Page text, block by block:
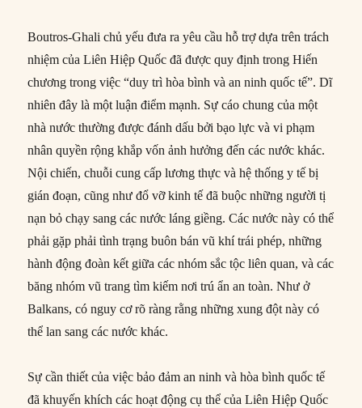
Boutros-Ghali chủ yếu đưa ra yêu cầu hỗ trợ dựa trên trách
nhiệm của Liên Hiệp Quốc đã được quy định trong Hiến
chương trong việc “duy trì hòa bình và an ninh quốc tế”. Dĩ
nhiên đây là một luận điểm mạnh. Sự cáo chung của một
nhà nước thường được đánh dấu bởi bạo lực và vi phạm
nhân quyền rộng khắp vốn ảnh hưởng đến các nước khác.
Nội chiến, chuỗi cung cấp lương thực và hệ thống y tế bị
gián đoạn, cũng như đổ vỡ kinh tế đã buộc những người tị
nạn bỏ chạy sang các nước láng giềng. Các nước này có thể
phải gặp phải tình trạng buôn bán vũ khí trái phép, những
hành động đoàn kết giữa các nhóm sắc tộc liên quan, và các
băng nhóm vũ trang tìm kiếm nơi trú ẩn an toàn. Như ở
Balkans, có nguy cơ rõ ràng rằng những xung đột này có
thể lan sang các nước khác.
Sự cần thiết của việc bảo đảm an ninh và hòa bình quốc tế
đã khuyến khích các hoạt động cụ thể của Liên Hiệp Quốc